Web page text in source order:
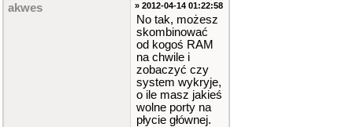
akwes » 2012-04-14 01:22:58
No tak, możesz
skombinować
od kogoś RAM
na chwile i
zobaczyć czy
system wykryje,
o ile masz jakieś
wolne porty na
płycie głównej.